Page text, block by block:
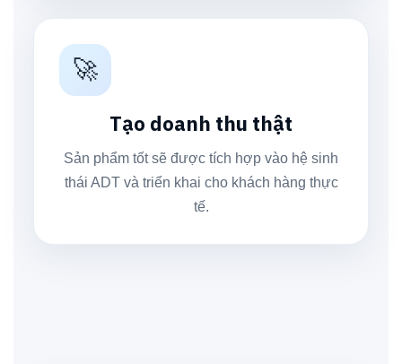
🚀
Tạo doanh thu thật
Sản phẩm tốt sẽ được tích hợp vào hệ sinh
thái ADT và triển khai cho khách hàng thực
tế.